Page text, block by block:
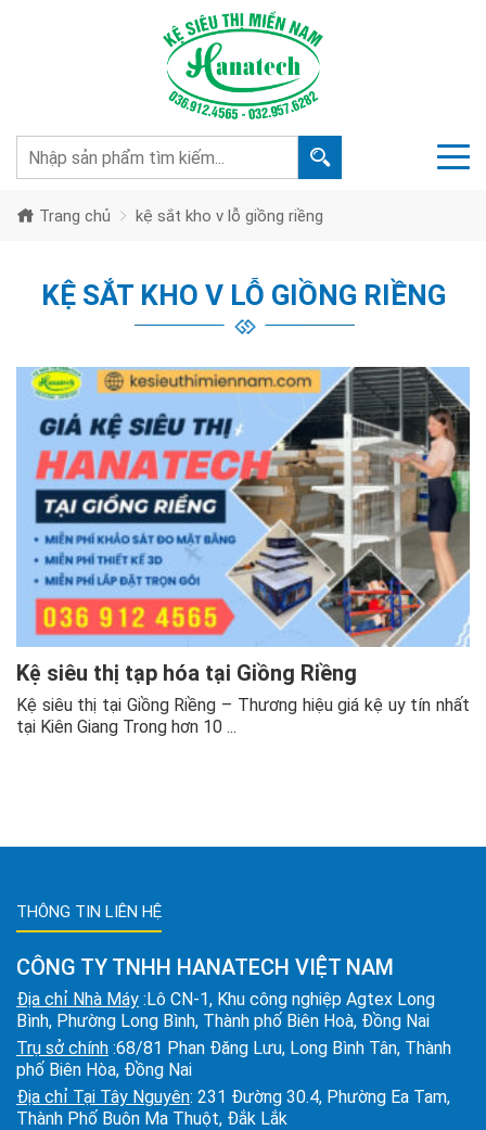
Trang chủ kệ sắt kho v lỗ giồng riềng
KỆ SẮT KHO V LỖ GIỒNG RIỀNG
Kệ siêu thị tạp hóa tại Giồng Riềng
Kệ siêu thị tại Giồng Riềng – Thương hiệu giá kệ uy tín nhất
tại Kiên Giang Trong hơn 10 ...
THÔNG TIN LIÊN HỆ
CÔNG TY TNHH HANATECH VIỆT NAM
Địa chỉ Nhà Máy :Lô CN-1, Khu công nghiệp Agtex Long
Bình, Phường Long Bình, Thành phố Biên Hoà, Đồng Nai
Trụ sở chính :68/81 Phan Đăng Lưu, Long Bình Tân, Thành
phố Biên Hòa, Đồng Nai
Địa chỉ Tại Tây Nguyên: 231 Đường 30.4, Phường Ea Tam,
Thành Phố Buôn Ma Thuột, Đắk Lắk